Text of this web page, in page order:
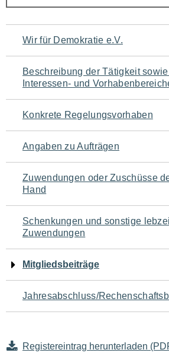
Navigation
für
den
Seiteninhalt
Wir für Demokratie e.V.
Beschreibung der Tätigkeit
Interessen- und
Konkrete Regelungsvorhaben
Angaben zu Aufträgen
Zuwendungen oder Zuschüsse
Hand
Schenkungen und sonstige
Zuwendungen
Mitgliedsbeiträge
Jahresabschluss/
Registereintrag herunterladen